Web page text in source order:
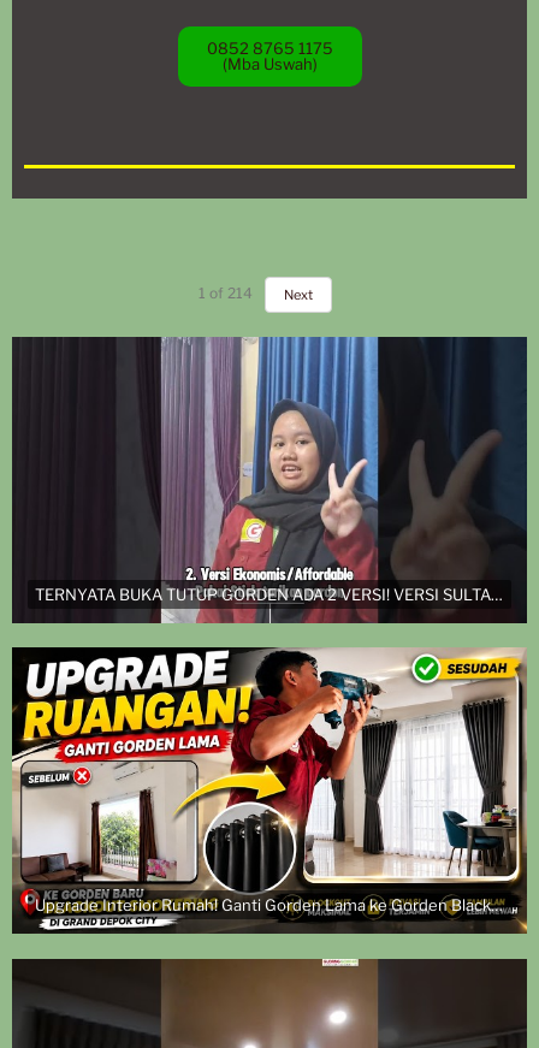
0852 8765 1175
(Mba Uswah)
1 of 214 Next
TERNYATA BUKA TUTUP GORDEN ADA 2 VERSI! VERSI SULTAN DAN VERSI EKONOMIS
Upgrade Interior Rumah! Ganti Gorden Lama ke Gorden Blackout Smokering | Pasang di Grand Depok City